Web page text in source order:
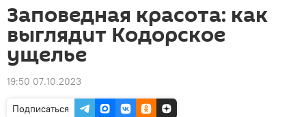
Заповедная красота: как
выглядит Кодорское
ущелье
19:50 07.10.2023
Подписаться